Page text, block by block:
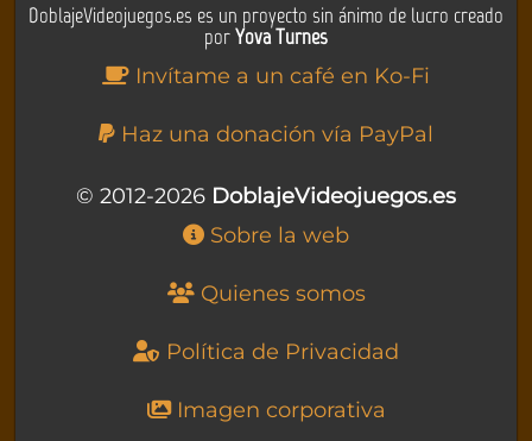
DoblajeVideojuegos.es es un proyecto sin ánimo de lucro creado
porYova Turnes
Invítame a un café en Ko-Fi
Haz una donación vía PayPal
© 2012-2026 DoblajeVideojuegos.es
Sobre la web
Quienes somos
Política de Privacidad
Imagen corporativa